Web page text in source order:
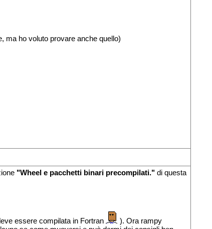
ma ho voluto provare anche quello)
"Wheel e pacchetti binari precompilati." di questa
essere compilata in Fortran
). Ora rampy